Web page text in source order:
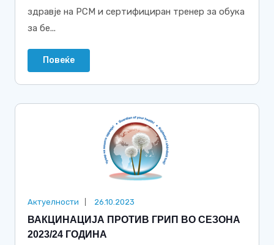
здравје на РСМ и сертифициран тренер за обука
за бе...
Повеќе
Актуелности 26.10.2023
ВАКЦИНАЦИЈА ПРОТИВ ГРИП ВО СЕЗОНА
2023/24 ГОДИНА